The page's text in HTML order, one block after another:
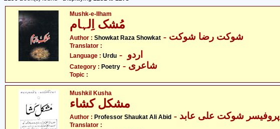
Mushk-e-Ilham
مُشک اِلہام
Author : Showkat Raza Showkat - شوکت رضا شوکت
Translator :
Language : Urdu
Category : Poetry - شاعری
Topic :
Mushkil Kusha
مشکل کشاء
Author : Professor Shaukat Ali Abid - پروفیسر شوکت علی عابد
Translator :